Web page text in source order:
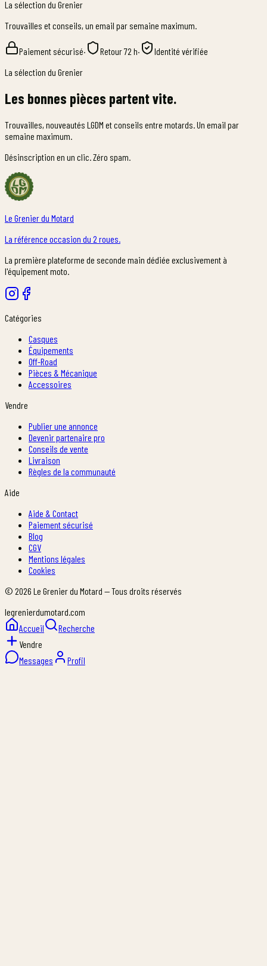
La sélection du Grenier
Trouvailles et conseils, un email par semaine maximum.
Paiement sécurisé· Retour 72 h·
Identité vérifiée
La sélection du Grenier
Les bonnes pièces partent vite.
Trouvailles, nouveautés LGDM et conseils entre motards. Un email par
semaine maximum.
Désinscription en un clic. Zéro spam.
Le Grenier du Motard
La référence occasion du 2 roues.
La première plateforme de seconde main dédiée exclusivement à
l'équipement moto.
Catégories
Casques
Équipements
Off-Road
Pièces & Mécanique
Accessoires
Vendre
Publier une annonce
Devenir partenaire pro
Conseils de vente
Livraison
Règles de la communauté
Aide
Aide & Contact
Paiement sécurisé
Blog
CGV
Mentions légales
Cookies
© 2026 Le Grenier du Motard — Tous droits réservés
legrenierdumotard.com
Accueil
Recherche
Vendre
Messages
Profil